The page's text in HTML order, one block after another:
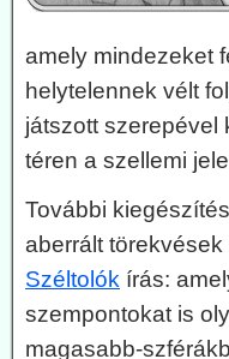
amely mindezeket
helytelennek vélt
játszott szerepével
téren a szellemi
További
aberrált
Széltolók írás:
szempontokat is
magasabb-